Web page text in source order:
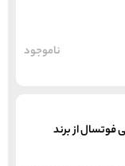
ناموجود
فوتسال از برند